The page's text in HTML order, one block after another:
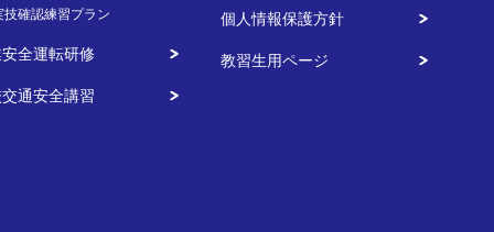
技確認練習プラン
全運転研修
通安全講習
個人情報保護方針
教習生用ページ